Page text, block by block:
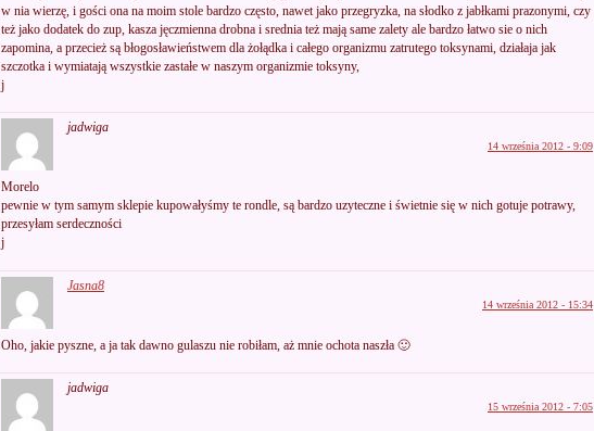
w nia wierzę, i gości ona na moim stole bardzo często, nawet jako przegryzka, na słodko z jabłkami prazonymi, czy
też jako dodatek do zup, kasza jęczmienna drobna i srednia też mają same zalety ale bardzo łatwo sie o nich
zapomina, a przecież są błogosławieństwem dla żołądka i całego organizmu zatrutego toksynami, działaja jak
szczotka i wymiatają wszystkie zastałe w naszym organizmie toksyny,
j
jadwiga
14 września 2012 - 9:09
Morelo
pewnie w tym samym sklepie kupowałyśmy te rondle, są bardzo uzyteczne i świetnie się w nich gotuje potrawy,
przesyłam serdeczności
j
Jasna8
14 września 2012 - 15:34
Oho, jakie pyszne, a ja tak dawno gulaszu nie robiłam, aż mnie ochota naszła 🙂
jadwiga
15 września 2012 - 7:05